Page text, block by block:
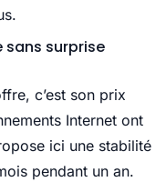
sans surprise
c’est son prix
Internet ont
ici une stabilité
pendant un an.